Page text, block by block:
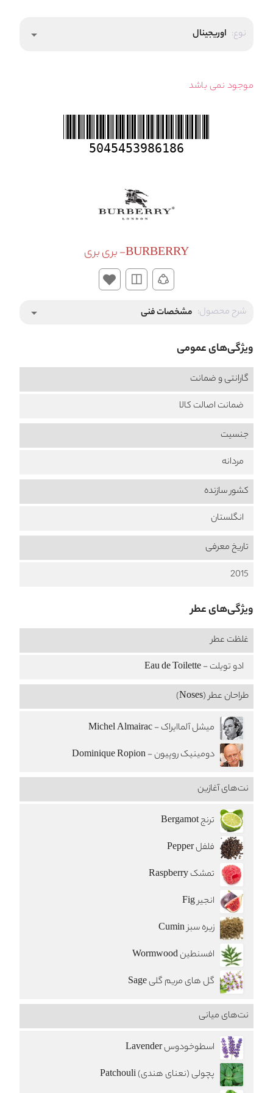
نوع: اوریجینال arrow_drop_down
موجود نمی باشد
5045453986186
BURBERRY- بری بری
شرح محصول: مشخصات فنی arrow_drop_down
ویژگی‌های عمومی
گارانتی و ضمانت
ضمانت اصالت کالا
جنسیت
مردانه
کشور سازنده
انگلستان
تاریخ معرفی
2015
ویژگی‌های عطر
غلظت عطر
ادو تویلت - Eau de Toilette
طراحان عطر (Noses)
میشل آلماایراک - Michel Almairac
دومینیک روپیون - Dominique Ropion
نت‌های آغازین
ترنج Bergamot
فلفل Pepper
تمشک Raspberry
انجیر Fig
زیره سبز Cumin
افسنطين Wormwood
گل های مریم گلی Sage
نت‌های میانی
اسطوخودوس Lavender
پچولی (نعنای هندی) Patchouli